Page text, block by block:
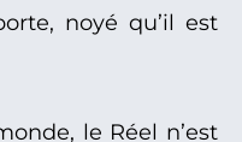
noyé qu’il est
le Réel n’est